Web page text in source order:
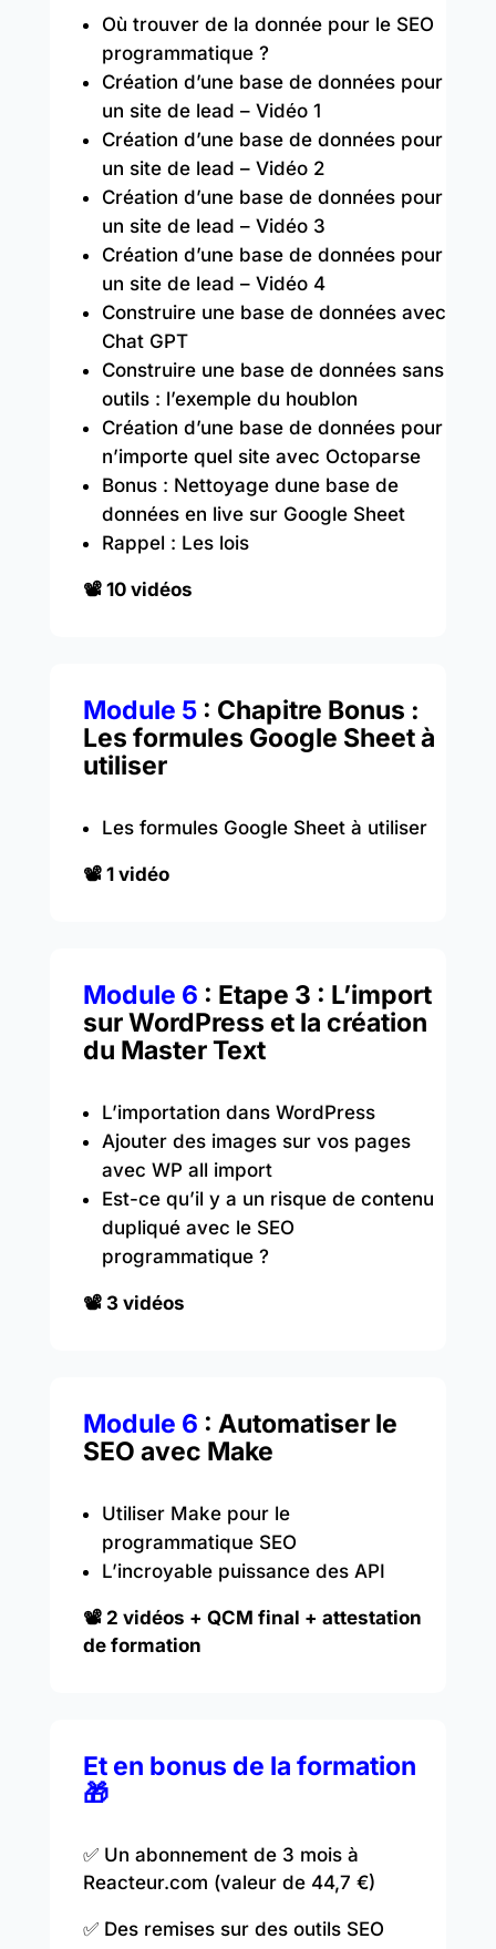
Où trouver de la donnée pour le SEO
programmatique ?
Création d’une base de données pour
un site de lead – Vidéo 1
Création d’une base de données pour
un site de lead – Vidéo 2
Création d’une base de données pour
un site de lead – Vidéo 3
Création d’une base de données pour
un site de lead – Vidéo 4
Construire une base de données avec
Chat GPT
Construire une base de données sans
outils : l’exemple du houblon
Création d’une base de données pour
n’importe quel site avec Octoparse
Bonus : Nettoyage dune base de
données en live sur Google Sheet
Rappel : Les lois
📽️ 10 vidéos
Module 5: Chapitre Bonus :
Les formules Google Sheet à
utiliser
Les formules Google Sheet à utiliser
📽️ 1 vidéo
Module 6 : Etape 3 : L’import
sur WordPress et la création
du Master Text
L’importation dans WordPress
Ajouter des images sur vos pages
avec WP all import
Est-ce qu’il y a un risque de contenu
dupliqué avec le SEO
programmatique ?
📽️ 3 vidéos
Module 6 : Automatiser le
SEO avec Make
Utiliser Make pour le
programmatique SEO
L’incroyable puissance des API
📽️ 2 vidéos + QCM final + attestation
de formation
Et en bonus de la formation
🎁
✅ Un abonnement de 3 mois à
Reacteur.com (valeur de 44,7 €)
✅ Des remises sur des outils SEO